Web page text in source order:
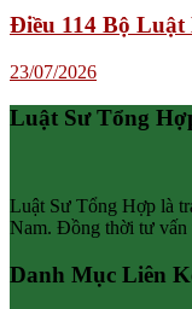
Điều 114 Bộ Luật
23/07/2026
Luật Sư Tổng
Luật Sư Tổng Hợp là
Nam. Đồng thời tư vấn
Danh Mục Liên